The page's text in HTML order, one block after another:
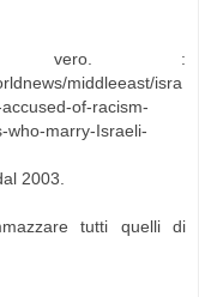
:
middleeast/isra
of-racism-
who-marry-Israeli-
2003.
tutti quelli di